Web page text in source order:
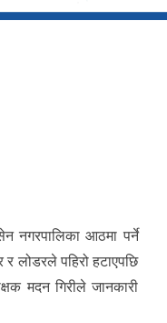
नगरपालिका आठमा पर्ने
लोडरले पहिरो हटाएपछि
मदन गिरीले जानकारी